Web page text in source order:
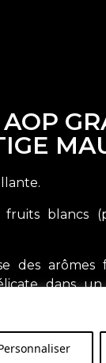
blancs
des arômes
dans un